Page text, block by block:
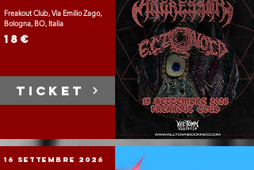
Freakout Club, Via Emilio Zago,
Bologna, BO, Italia
18€
TICKET
16 settembre 2026